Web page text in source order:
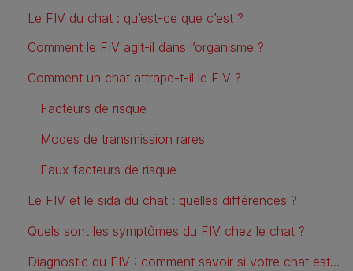
Le FIV du chat : qu’est-ce que c’est ?
Comment le FIV agit-il dans l’organisme ?
Comment un chat attrape-t-il le FIV ?
Facteurs de risque
Modes de transmission rares
Faux facteurs de risque
Le FIV et le sida du chat : quelles différences ?
Quels sont les symptômes du FIV chez le chat ?
Diagnostic du FIV : comment savoir si votre chat est positif ?